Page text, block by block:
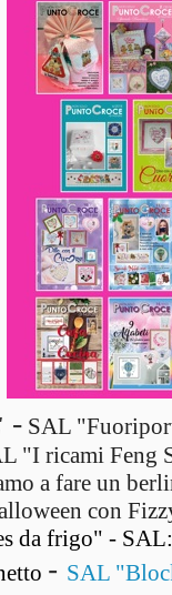
- SAL
"I ricami Feng
a fare un
con
da frigo" -
- SAL